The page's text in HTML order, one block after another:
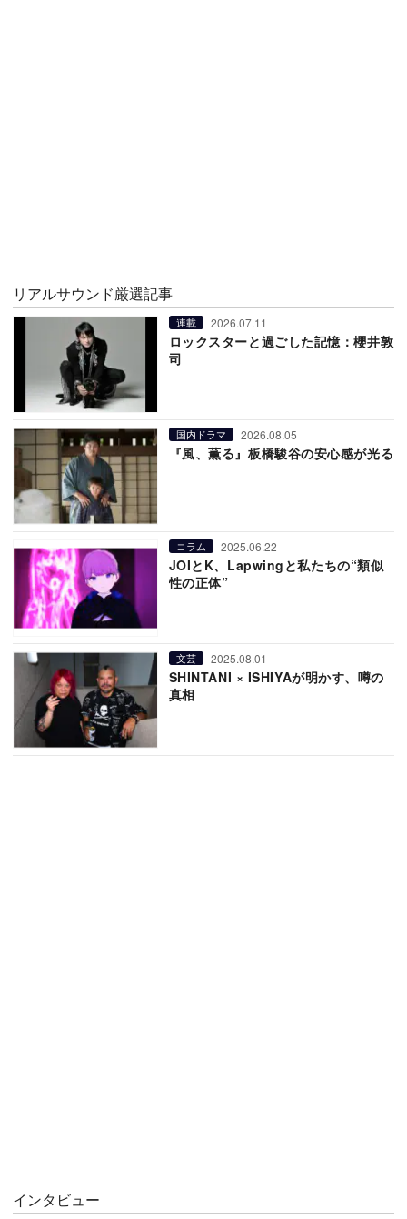
リアルサウンド厳選記事
連載 2026.07.11
ロックスターと過ごした記憶：櫻井敦
司
国内ドラマ 2026.08.05
『風、薫る』板橋駿谷の安心感が光る
コラム 2025.06.22
JOIとK、Lapwingと私たちの“類似
性の正体”
文芸 2025.08.01
SHINTANI × ISHIYAが明かす、噂の
真相
インタビュー